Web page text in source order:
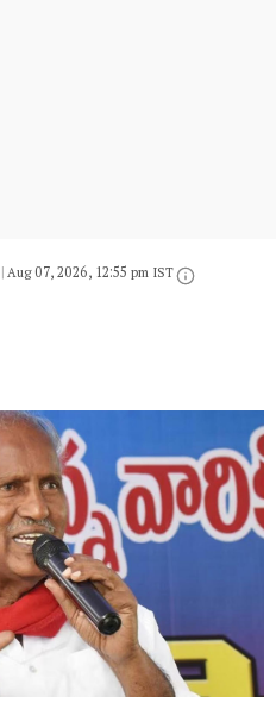
|Aug 07, 2026, 12:55 pm IST